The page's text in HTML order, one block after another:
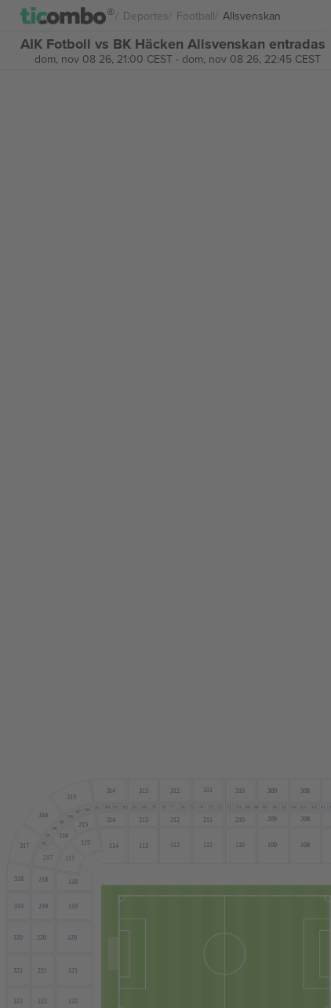
Deportes Football Allsvenskan
AIK Fotboll vs BK Häcken Allsvenskan entradas
dom, nov 08 26, 21:00 CEST- dom, nov 08 26, 22:45 CEST
108
109
10
12
13
14
15
17
18
19
120
121
122
208
209
210
21 1
212
213
214
2 15
2 16
217
218
2 19
220
221
222
308
309
3 10
31
3 12
313
314
315
316
3 17
318
319
320
321
322
61
62
63
64
65
66
67
68
69
70
71
72
73
74
75
76
77
78
79
82
84
85
86
87
88
89
90
91
92